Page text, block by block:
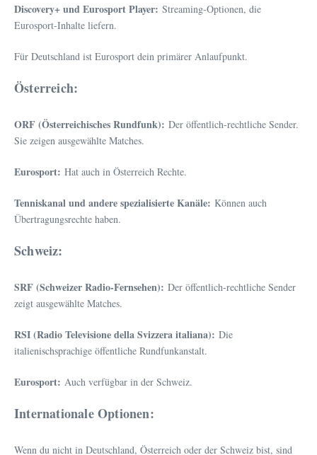
Discovery+ und Eurosport Player: Streaming-Optionen, die
Eurosport-Inhalte liefern.
Für Deutschland ist Eurosport dein primärer Anlaufpunkt.
Österreich:
ORF (Österreichisches Rundfunk): Der öffentlich-rechtliche Sender.
Sie zeigen ausgewählte Matches.
Eurosport: Hat auch in Österreich Rechte.
Tenniskanal und andere spezialisierte Kanäle: Können auch
Übertragungsrechte haben.
Schweiz:
SRF (Schweizer Radio-Fernsehen): Der öffentlich-rechtliche Sender
zeigt ausgewählte Matches.
RSI (Radio Televisione della Svizzera italiana): Die
italienischsprachige öffentliche Rundfunkanstalt.
Eurosport: Auch verfügbar in der Schweiz.
Internationale Optionen:
Wenn du nicht in Deutschland, Österreich oder der Schweiz bist, sind